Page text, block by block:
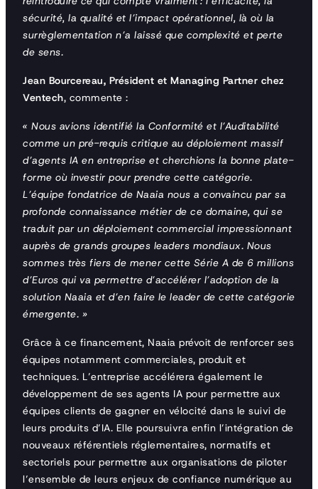
sécurité, la qualité et l’impact opérationnel, là où la
surrèglementation n’a laissé que complexité et perte
de sens.
Jean Bourcereau, Président et Managing Partner chez
Ventech, commente :
« Nous avions identifié la Conformité et l’Auditabilité
comme un pré-requis critique au déploiement massif
d’agents IA en entreprise et cherchions la bonne plate-
forme où investir pour prendre cette catégorie.
L’équipe fondatrice de Naaia nous a convaincu par sa
profonde connaissance métier de ce domaine, qui se
traduit par un déploiement commercial impressionnant
auprès de grands groupes leaders mondiaux. Nous
sommes très fiers de mener cette Série A de 6 millions
d’Euros qui va permettre d’accélérer l’adoption de la
solution Naaia et d’en faire le leader de cette catégorie
émergente. »
Grâce à ce financement, Naaia prévoit de renforcer ses
équipes notamment commerciales, produit et
techniques. L’entreprise accélérera également le
développement de ses agents IA pour permettre aux
équipes clients de gagner en vélocité dans le suivi de
leurs produits d’IA. Elle poursuivra enfin l’intégration de
nouveaux référentiels réglementaires, normatifs et
sectoriels pour permettre aux organisations de piloter
l’ensemble de leurs enjeux de confiance numérique au